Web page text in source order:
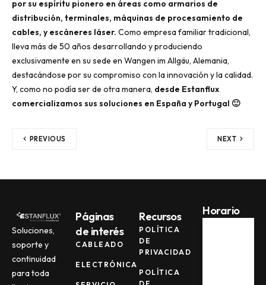
por su espíritu pionero en áreas como armarios de
distribución, terminales, máquinas de procesamiento de
cables, y escáneres láser. Como empresa familiar tradicional,
lleva más de 50 años desarrollando y produciendo
exclusivamente en su sede en Wangen im Allgäu, Alemania,
destacándose por su compromiso con la innovación y la calidad.
Y, como no podía ser de otra manera, desde Estanflux
comercializamos sus soluciones en España y Portugal 🙂
PREVIOUS NEXT
Soluciones,
soporte y
continuidad
para toda
Páginas
de interés
CABLEADO
ELECTRÓNICA
Recursos
POLÍTICA
DE
PRIVACIDAD
POLÍTICA
Horario